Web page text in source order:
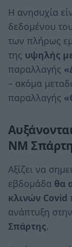
Η ανησυχία
δεδομένου
των πλήρως
της υψηλής
παραλλαγής
– ακόμα
παραλλαγής
ΝΜ
Αξίζει να
εβδομάδα θα
κλινών Covid
ανάπτυξη στην
Σπάρτης.